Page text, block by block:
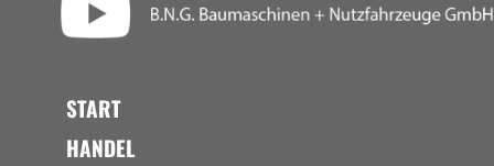
START
HANDEL